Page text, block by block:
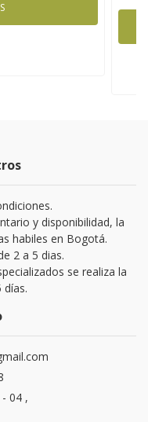
y disponibilidad, la
habiles en Bogotá.
2 a 5 dias.
se realiza la
días.
04 ,